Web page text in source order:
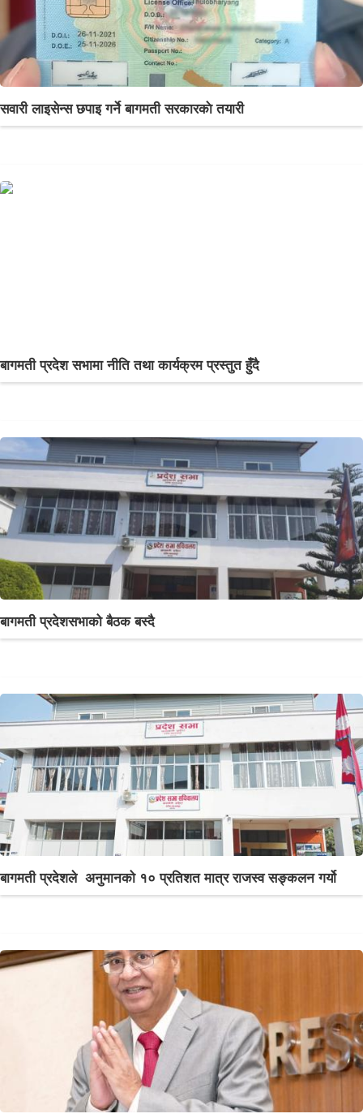
सवारी लाइसेन्स छपाइ गर्ने बागमती सरकारकाे तयारी
बागमती प्रदेश सभामा नीति तथा कार्यक्रम प्रस्तुत हुँदै
बागमती प्रदेशसभाको बैठक बस्दै
बागमती प्रदेशले अनुमानको १० प्रतिशत मात्र राजस्व सङ्कलन गर्यो